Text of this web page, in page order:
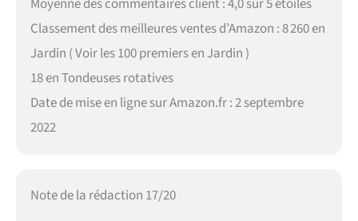
Moyenne des commentaires client : 4,0 sur 5 étoiles
Classement des meilleures ventes d’Amazon : 8 260 en
Jardin ( Voir les 100 premiers en Jardin )
18 en Tondeuses rotatives
Date de mise en ligne sur Amazon.fr : 2 septembre
2022
Note de la rédaction 17/20